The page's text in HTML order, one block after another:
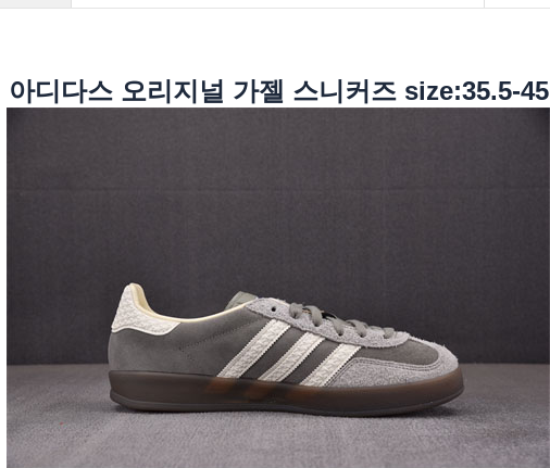
아디다스 오리지널 가젤 스니커즈 size:35.5-45